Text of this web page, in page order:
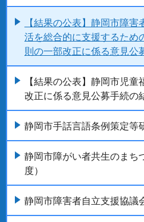
【結果の公表】静岡市障
活を総合的に支援するため
則の一部改正に係る意見公
【結果の公表】静岡市児
改正に係る意見公募手続の
静岡市手話言語条例策定等
静岡市障がい者共生のまち
度）
静岡市障害者自立支援協議